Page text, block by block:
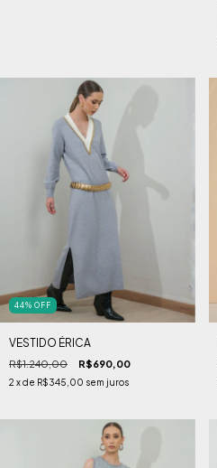
44% OFF
VESTIDO ÉRICA
R$1.240,00 R$690,00
2 x de R$345,00 sem juros